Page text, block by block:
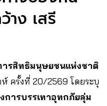
าง เสรี
รสิทธิมนุษยชนแห่งชาติ
ครั้งที่ 20/2569 โดยระบุ
การบรรเทาอุทกภัยลุ่ม